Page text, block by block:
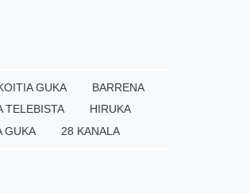
GUKA
BARRENA
TELEBISTA
HIRUKA
GUKA 28 KANALA